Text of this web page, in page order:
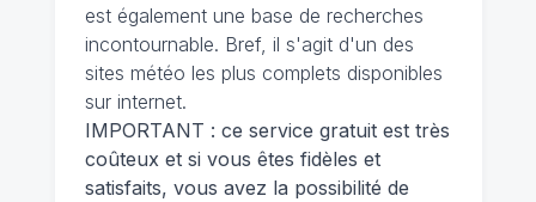
est également une base de recherches
incontournable. Bref, il s'agit d'un des
sites météo les plus complets disponibles
sur internet.
IMPORTANT : ce service gratuit est très
coûteux et si vous êtes fidèles et
satisfaits, vous avez la possibilité de